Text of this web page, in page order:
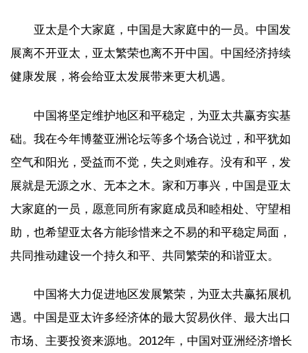
亚太是个大家庭，中国是大家庭中的一员。中国发
展离不开亚太，亚太繁荣也离不开中国。中国经济持续
健康发展，将会给亚太发展带来更大机遇。
中国将坚定维护地区和平稳定，为亚太共赢夯实基
础。我在今年博鳌亚洲论坛等多个场合说过，和平犹如
空气和阳光，受益而不觉，失之则难存。没有和平，发
展就是无源之水、无本之木。家和万事兴，中国是亚太
大家庭的一员，愿意同所有家庭成员和睦相处、守望相
助，也希望亚太各方能珍惜来之不易的和平稳定局面，
共同推动建设一个持久和平、共同繁荣的和谐亚太。
中国将大力促进地区发展繁荣，为亚太共赢拓展机
遇。中国是亚太许多经济体的最大贸易伙伴、最大出口
市场、主要投资来源地。2012年，中国对亚洲经济增长